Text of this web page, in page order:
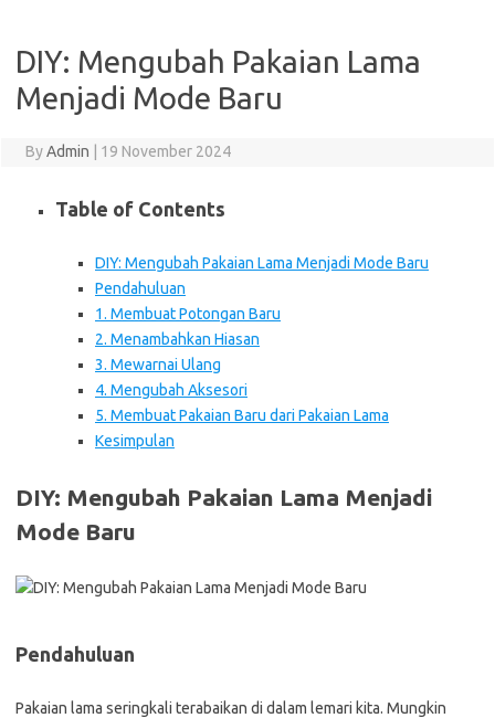
DIY: Mengubah Pakaian Lama
Menjadi Mode Baru
ByAdmin 19 November 2024
Table of Contents
DIY: Mengubah Pakaian Lama Menjadi Mode Baru
Pendahuluan
1. Membuat Potongan Baru
2. Menambahkan Hiasan
3. Mewarnai Ulang
4. Mengubah Aksesori
5. Membuat Pakaian Baru dari Pakaian Lama
Kesimpulan
DIY: Mengubah Pakaian Lama Menjadi
Mode Baru
Pendahuluan
Pakaian lama seringkali terabaikan di dalam lemari kita. Mungkin